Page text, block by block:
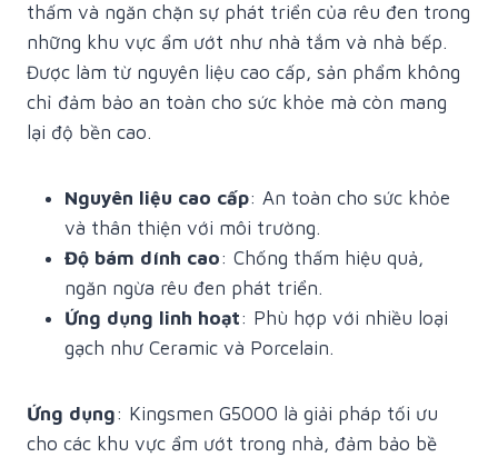
thấm và ngăn chặn sự phát triển của rêu đen trong
những khu vực ẩm ướt như nhà tắm và nhà bếp.
Được làm từ nguyên liệu cao cấp, sản phẩm không
chỉ đảm bảo an toàn cho sức khỏe mà còn mang
lại độ bền cao.
Nguyên liệu cao cấp: An toàn cho sức khỏe
và thân thiện với môi trường.
Độ bám dính cao: Chống thấm hiệu quả,
ngăn ngừa rêu đen phát triển.
Ứng dụng linh hoạt: Phù hợp với nhiều loại
gạch như Ceramic và Porcelain.
Ứng dụng: Kingsmen G5000 là giải pháp tối ưu
cho các khu vực ẩm ướt trong nhà, đảm bảo bề